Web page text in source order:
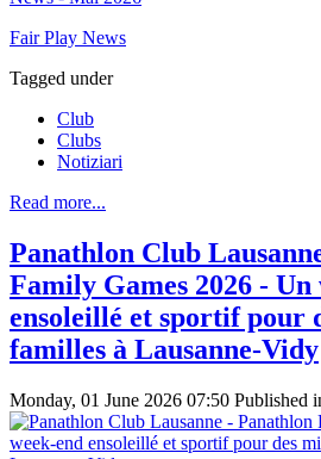
Fair Play News
Tagged under
Club
Clubs
Notiziari
Read more...
Panathlon Club
Family Games 2026 - Un
ensoleillé et sportif pour
familles à Lausanne-Vidy
Monday, 01 June 2026 07:50 Published